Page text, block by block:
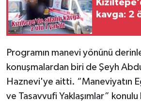
kavga: 2
Programın manevi yönünü
konuşmalardan biri de Şeyh
Haznevi'ye aitti. “Maneviyatın
ve Tasavvufi Yaklaşımlar” konulu